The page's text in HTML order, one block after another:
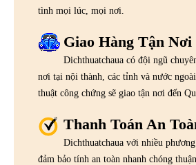
tình mọi lúc, mọi nơi.
Giao Hàng Tận Nơi
Dichthuatchaua có đội ngũ
nơi tại nội thành, các tỉnh và nước
thuật công chứng sẽ giao tận nơi đến
Thanh Toán An
Dichthuatchaua với nhiều
đảm bảo tính an toàn nhanh chóng